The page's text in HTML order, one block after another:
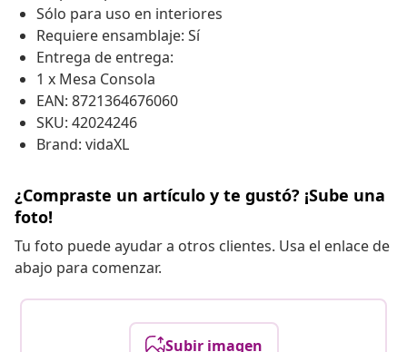
Sólo para uso en interiores
Requiere ensamblaje: Sí
Entrega de entrega:
1 x Mesa Consola
EAN: 8721364676060
SKU: 42024246
Brand: vidaXL
¿Compraste un artículo y te gustó? ¡Sube una
foto!
Tu foto puede ayudar a otros clientes. Usa el enlace de
abajo para comenzar.
Subir imagen